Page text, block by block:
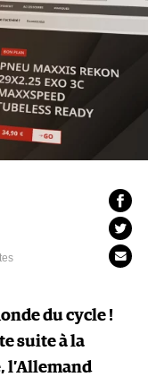
du cycle !
suite à la
l’Allemand